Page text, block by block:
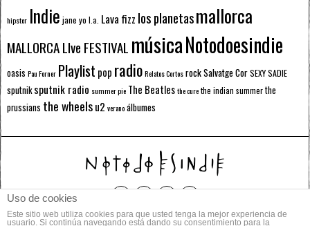
hipster Indie jane yo l.a. Lava fizz los planetasmallorca
MALLORCA LIve FESTIVAL músicaNotodoesindie
oasis Pau Forner Playlist pop radioRelatos CortosrockSalvatge CorSEXY SADIE
sputnik sputnik radio summer pie The Beatlesthe curethe indian summerthe
prussians the wheelsu2 veranoálbumes
© 2014 Todos los derechos reservados.
Uso de cookies
Este sitio web utiliza cookies para que usted tenga la mejor experiencia de
usuario. Si continúa navegando está dando su consentimiento para la